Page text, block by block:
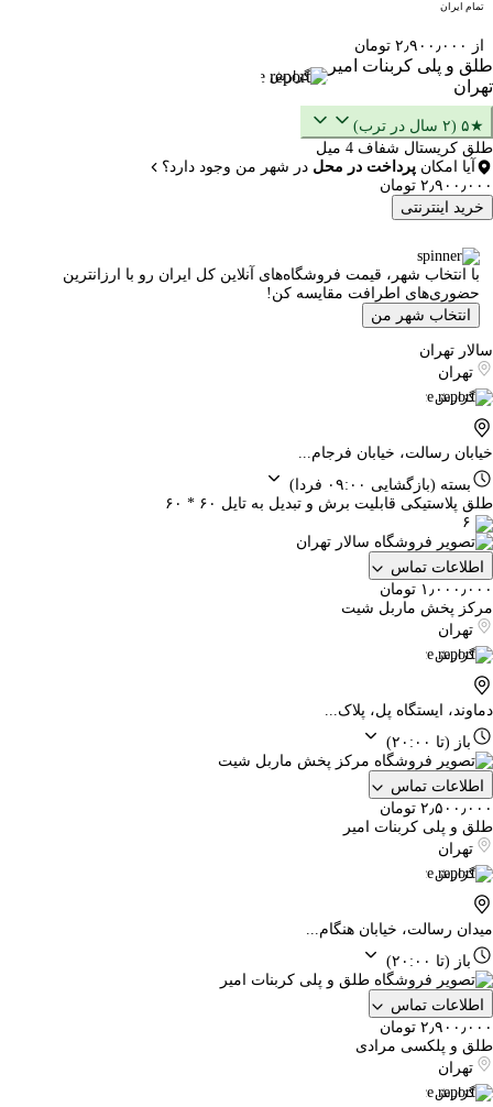
تمام ایران
از ۲٫۹۰۰٫۰۰۰ تومان
طلق و پلی کربنات امیر
تهران
گزارش
★۵ (۲ سال در ترب)
طلق کریستال شفاف 4 میل
آیا امکان پرداخت در محل در شهر من وجود دارد؟
۲٫۹۰۰٫۰۰۰ تومان
خرید اینترنتی
با انتخاب شهر، قیمت فروشگاه‌های آنلاین کل ایران رو با ارزانترین
حضوری‌های اطرافت مقایسه کن!
انتخاب شهر من
سالار تهران
تهران
گزارش
خیابان رسالت، خیابان فرجام...
بسته (بازگشایی ۰۹:۰۰ فردا)
طلق پلاستیکی قابلیت برش و تبدیل به تایل ۶۰ * ۶۰
۶
اطلاعات تماس
۱٫۰۰۰٫۰۰۰ تومان
مرکز پخش ماربل شیت
تهران
گزارش
دماوند، ایستگاه پل، پلاک...
باز (تا ۲۰:۰۰)
اطلاعات تماس
۲٫۵۰۰٫۰۰۰ تومان
طلق و پلی کربنات امیر
تهران
گزارش
میدان رسالت، خیابان هنگام...
باز (تا ۲۰:۰۰)
اطلاعات تماس
۲٫۹۰۰٫۰۰۰ تومان
طلق و پلکسی مرادی
تهران
گزارش